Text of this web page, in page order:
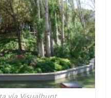
vía Visualhunt